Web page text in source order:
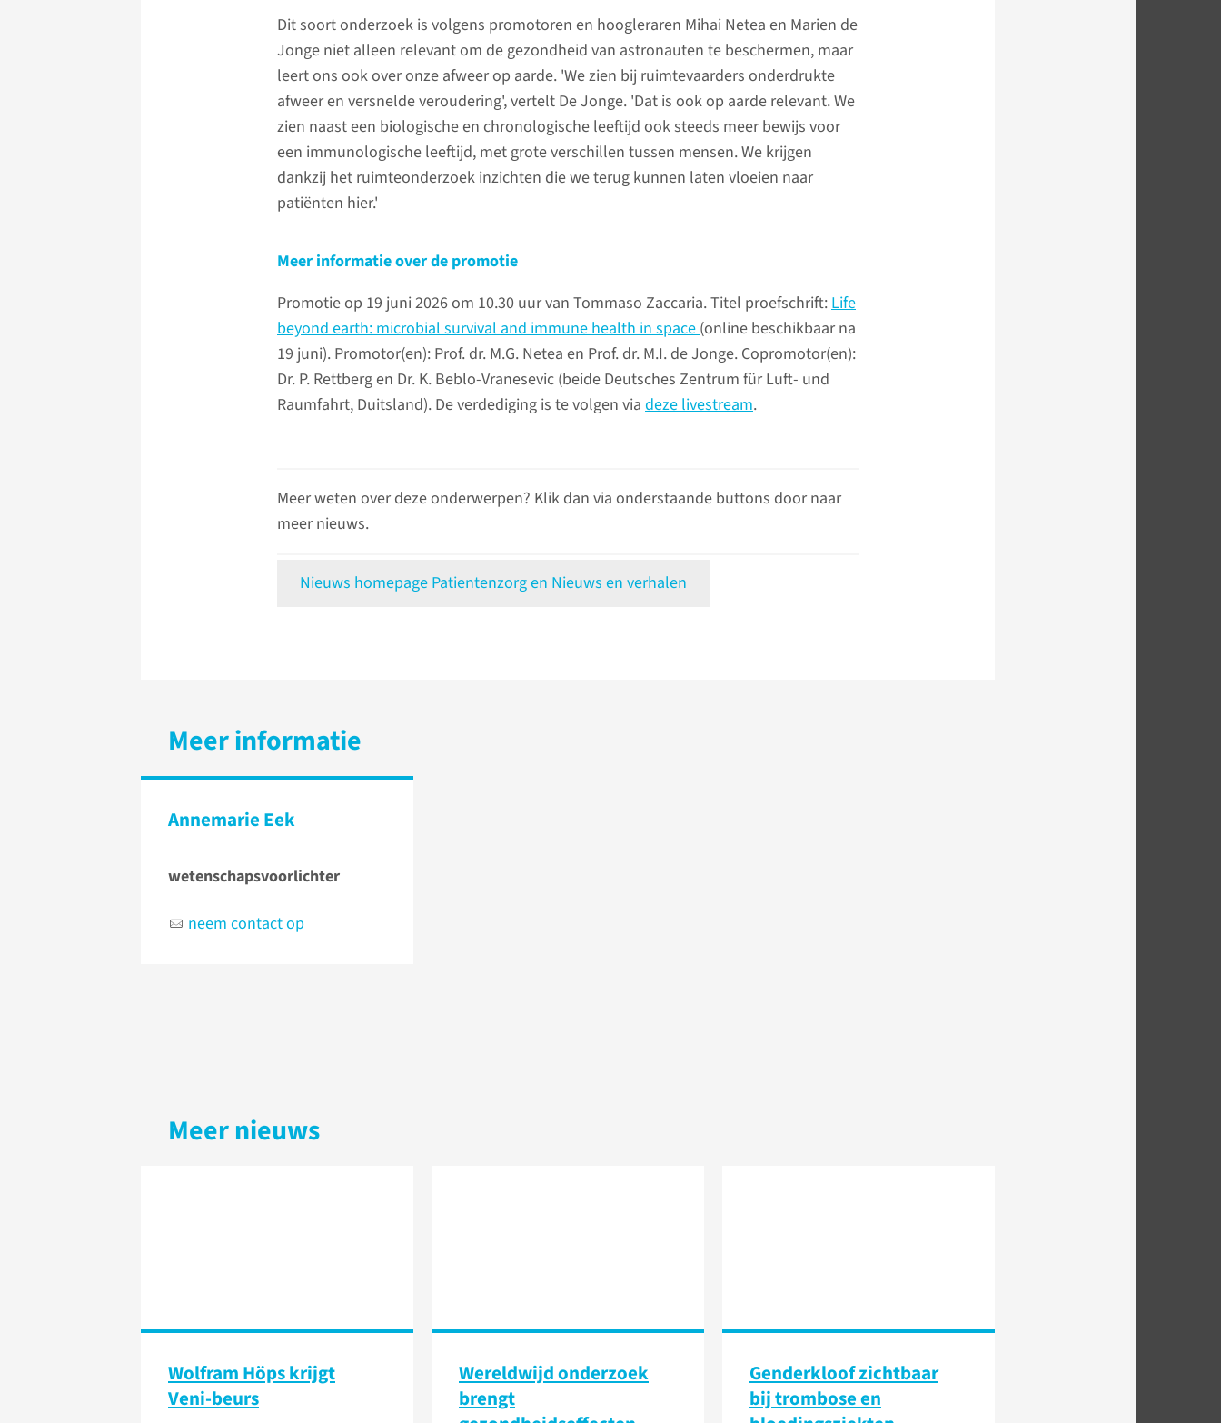
Dit soort onderzoek is volgens promotoren en hoogleraren Mihai Netea en Marien de
Jonge niet alleen relevant om de gezondheid van astronauten te beschermen, maar
leert ons ook over onze afweer op aarde. 'We zien bij ruimtevaarders onderdrukte
afweer en versnelde veroudering', vertelt De Jonge. 'Dat is ook op aarde relevant. We
zien naast een biologische en chronologische leeftijd ook steeds meer bewijs voor
een immunologische leeftijd, met grote verschillen tussen mensen. We krijgen
dankzij het ruimteonderzoek inzichten die we terug kunnen laten vloeien naar
patiënten hier.'
Meer informatie over de promotie
Promotie op 19 juni 2026 om 10.30 uur van Tommaso Zaccaria. Titel proefschrift:Life
beyond earth: microbial survival and immune health in space(online beschikbaar na
19 juni). Promotor(en): Prof. dr. M.G. Netea en Prof. dr. M.I. de Jonge. Copromotor(en):
Dr. P. Rettberg en Dr. K. Beblo-Vranesevic (beide Deutsches Zentrum für Luft- und
Raumfahrt, Duitsland). De verdediging is te volgen via deze livestream.
Meer weten over deze onderwerpen? Klik dan via onderstaande buttons door naar
meer nieuws.
Nieuws homepage Patientenzorg en Nieuws en verhalen
Meer informatie
Annemarie Eek
wetenschapsvoorlichter
neem contact op
Meer nieuws
Wolfram Höps krijgt
Veni-beurs
Wereldwijd onderzoek
brengt
Genderkloof zichtbaar
bij trombose en